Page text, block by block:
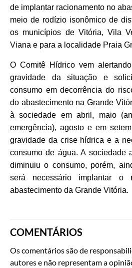
de implantar racionamento no
meio de rodízio isonômico de
os municípios de Vitória, Vila
Viana e para a localidade Praia
O Comitê Hídrico vem
gravidade da situação e
consumo em decorrência do
do abastecimento na Grande
à sociedade em abril, maio
emergência), agosto e em
gravidade da crise hídrica e a
consumo de água. A sociedade
diminuiu o consumo, porém,
será necessário implantar o
abastecimento da Grande Vitória.
COMENTÁRIOS
Os comentários são de
autores e não representam a